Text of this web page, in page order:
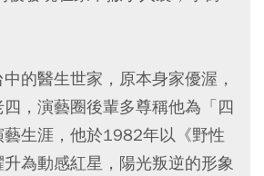
的醫生世家，原本身家優渥，
，演藝圈後輩多尊稱他為「四
生涯，他於1982年以《野性
為動感紅星，陽光叛逆的形象